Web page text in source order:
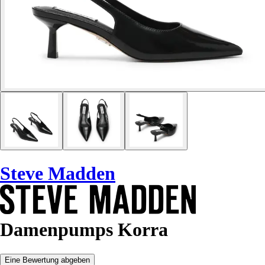
Steve Madden
Damenpumps Korra
Eine Bewertung abgeben